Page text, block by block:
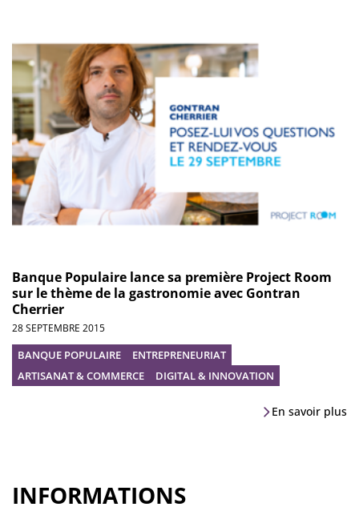
Banque Populaire lance sa première Project Room
sur le thème de la gastronomie avec Gontran
Cherrier
28 SEPTEMBRE 2015
BANQUE POPULAIRE
ENTREPRENEURIAT
ARTISANAT & COMMERCE
DIGITAL & INNOVATION
En savoir plus
INFORMATIONS